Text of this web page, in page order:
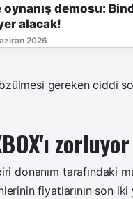
oynanış demosu:
alacak!
2026
gereken ciddi
zorluyor
donanım tarafındaki
fiyatlarının son iki